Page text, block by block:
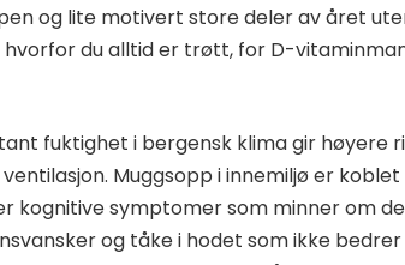
og lite motivert store deler av året
hvorfor du alltid er trøtt, for D-
fuktighet i bergensk klima gir høyere
Muggsopp i innemiljø er
kognitive symptomer som minner om
og tåke i hodet som ikke